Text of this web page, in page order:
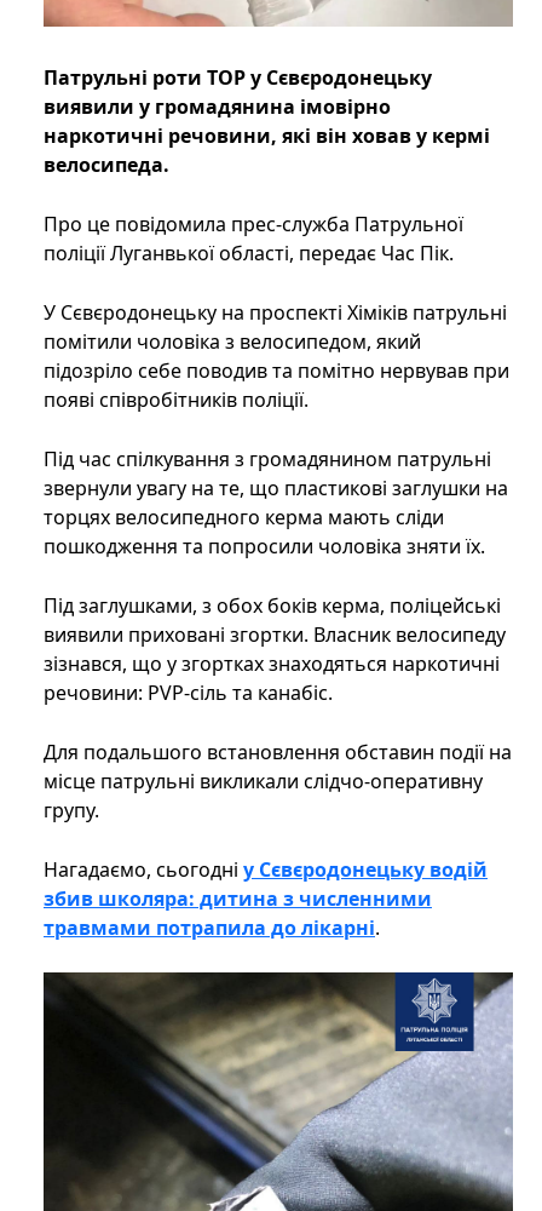
Патрульні роти ТОР у Сєвєродонецьку
виявили у громадянина імовірно
наркотичні речовини, які він ховав у кермі
велосипеда.
Про це повідомила прес-служба Патрульної
поліції Луганвької області, передає Час Пік.
У Сєвєродонецьку на проспекті Хіміків патрульні
помітили чоловіка з велосипедом, який
підозріло себе поводив та помітно нервував при
появі співробітників поліції.
Під час спілкування з громадянином патрульні
звернули увагу на те, що пластикові заглушки на
торцях велосипедного керма мають сліди
пошкодження та попросили чоловіка зняти їх.
Під заглушками, з обох боків керма, поліцейські
виявили приховані згортки. Власник велосипеду
зізнався, що у згортках знаходяться наркотичні
речовини: PVP-сіль та канабіс.
Для подальшого встановлення обставин події на
місце патрульні викликали слідчо-оперативну
групу.
Нагадаємо, сьогодні у Сєвєродонецьку водій
збив школяра: дитина з численними
травмами потрапила до лікарні.